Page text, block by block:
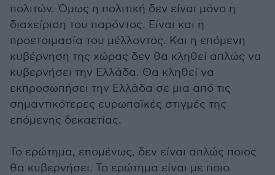
πολιτών. Όμως η πολιτική δεν είναι μόνο η
διαχείριση του παρόντος. Είναι και η
προετοιμασία του μέλλοντος. Και η επόμενη
κυβέρνηση της χώρας δεν θα κληθεί απλώς να
κυβερνήσει την Ελλάδα. Θα κληθεί να
εκπροσωπήσει την Ελλάδα σε μια από τις
σημαντικότερες ευρωπαϊκές στιγμές της
επόμενης δεκαετίας.
Το ερώτημα, επομένως, δεν είναι απλώς ποιος
θα κυβερνήσει. Το ερώτημα είναι με ποιο